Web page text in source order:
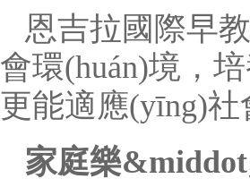
恩吉拉國際早
會環(huán)境，
更能適應(yīng)社
家庭樂